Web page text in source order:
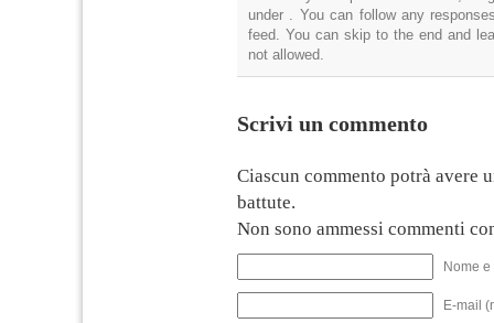
under . You can follow any
feed. You can skip to the end and
not allowed.
Scrivi un commento
Ciascun commento potrà avere
battute.
Non sono ammessi commenti
Nome
E-mail